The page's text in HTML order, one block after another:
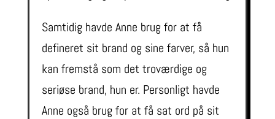
Samtidig havde Anne brug for at få
defineret sit brand og sine farver, så hun
kan fremstå som det troværdige og
seriøse brand, hun er. Personligt havde
Anne også brug for at få sat ord på sit